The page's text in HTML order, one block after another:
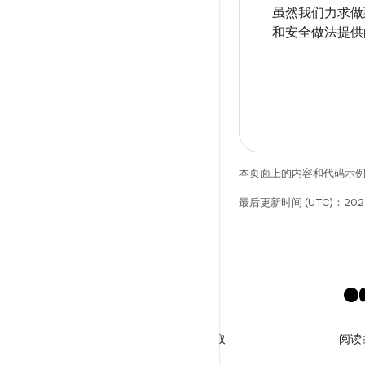
虽然我们力求
和安全做法提
本页面上的内容和代码示
最后更新时间 (UTC)：
关注 @GooglePlayBiz，获取
阅读